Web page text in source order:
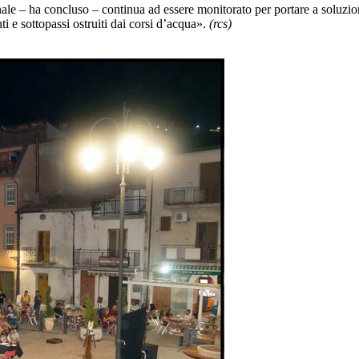
– ha concluso – continua ad essere monitorato per portare a
e sottopassi ostruiti dai corsi d’acqua». (rcs)